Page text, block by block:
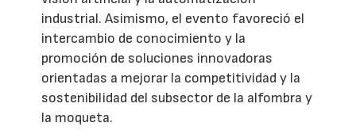
industrial. Asimismo, el evento favoreció el
intercambio de conocimiento y la
promoción de soluciones innovadoras
orientadas a mejorar la competitividad y la
sostenibilidad del subsector de la alfombra y
la moqueta.